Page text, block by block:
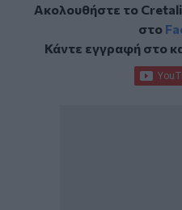
Ακολουθήστε το
στο
Κάντε εγγραφή στο